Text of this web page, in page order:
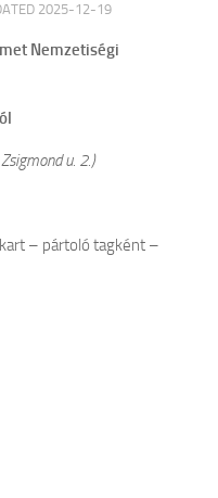
2025-12-19
Nemzetiségi
u. 2.)
– pártoló tagként –